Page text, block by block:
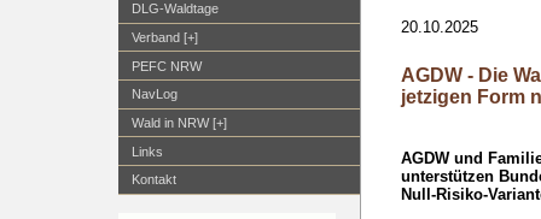
DLG-Waldtage
Verband [+]
PEFC NRW
NavLog
Wald in NRW [+]
Links
Kontakt
20.10.2025
AGDW - Die
jetzigen Form
AGDW und
unterstützen
Null-Risiko-